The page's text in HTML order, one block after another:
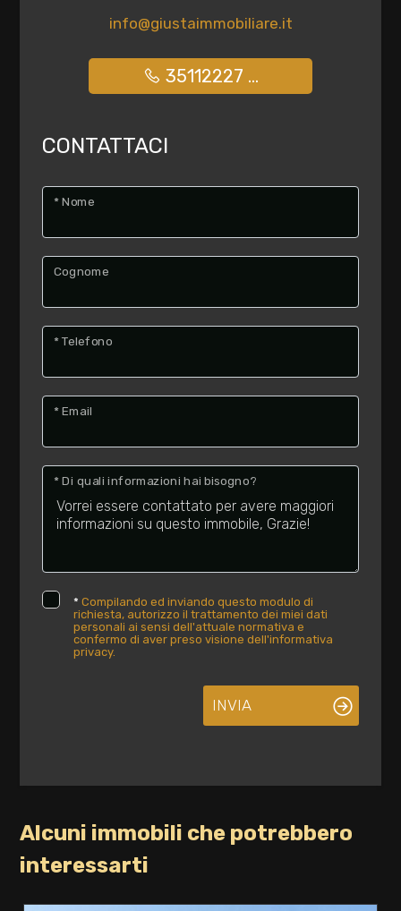
Piscina
Ingresso indipendente
info@giustaimmobiliare.it
35112227 ...
CONTATTACI
* Nome
Cognome
* Telefono
* Email
* Di quali informazioni hai bisogno?
*Compilando ed inviando questo modulo di
richiesta, autorizzo il trattamento dei miei dati
personali ai sensi dell'attuale normativa e
confermo di aver preso visione dell'informativa
privacy.
INVIA
Alcuni immobili che potrebbero
interessarti